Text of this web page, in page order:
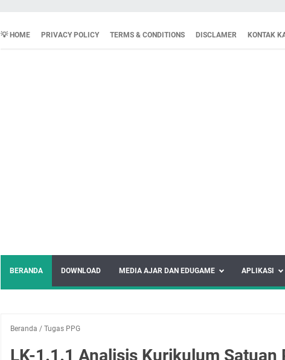
💡 HOME PRIVACY POLICY TERMS & CONDITIONS DISCLAMER KONTAK
BERANDA DOWNLOAD MEDIA AJAR DAN EDUGAME APLIKASI
Beranda / Tugas PPG
LK-1.1.1 Analisis Kurikulum Satuan